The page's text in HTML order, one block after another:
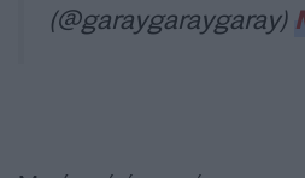
(@garaygaraygaray)